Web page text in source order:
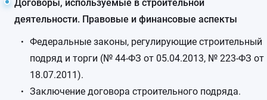
Договоры, используемые в строительной
деятельности. Правовые и финансовые аспекты
Федеральные законы, регулирующие строительный
подряд и торги (№ 44-ФЗ от 05.04.2013, № 223-ФЗ от
18.07.2011).
Заключение договора строительного подряда.